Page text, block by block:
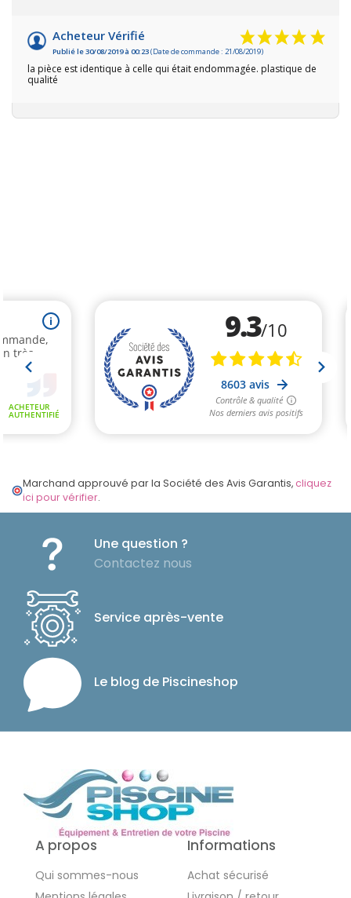
Acheteur Vérifié
Publié le 30/08/2019 à 00:23(Date de commande : 21/08/2019)
la pièce est identique à celle qui était endommagée. plastique de
qualité
Marchand approuvé par la Société des Avis Garantis,cliquez
ici pour vérifier.
Une question ?
Contactez nous
Service après-vente
Le blog de Piscineshop
A propos
Qui sommes-nous
Informations
Achat sécurisé